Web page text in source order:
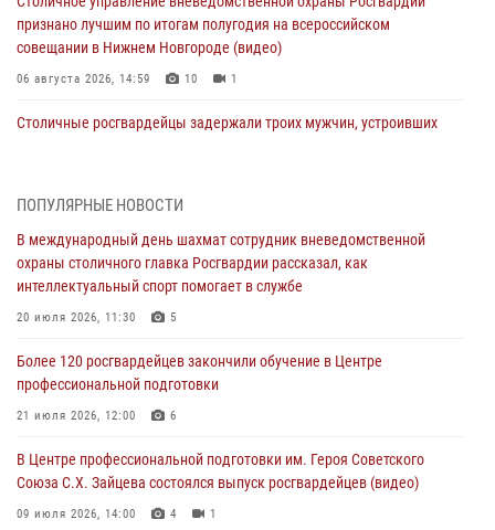
признано лучшим по итогам полугодия на всероссийском
совещании в Нижнем Новгороде (видео)
06 августа 2026, 14:59 10 1
Столичные росгвардейцы задержали троих мужчин, устроивших
матче в Москве обеспечила Росгвардия (видео)
06 августа 2026, 08:30
Столичные росгвардейцы задержали мужчину, устроившего дебош
05 августа 2026, 12:39
Московские росгвардейцы обеспечили безопасность проведения
05 августа 2026, 12:35
Делегация МВД Республики Беларусь ознакомилась с передовыми
ПОПУЛЯРНЫЕ НОВОСТИ
В международный день шахмат сотрудник вневедомственной
охраны столичного главка Росгвардии рассказал, как
интеллектуальный спорт помогает в службе
20 июля 2026, 11:30 5
Более 120 росгвардейцев закончили обучение в Центре
профессиональной подготовки
21 июля 2026, 12:00 6
В Центре профессиональной подготовки им. Героя Советского
Союза С.Х. Зайцева состоялся выпуск росгвардейцев (видео)
09 июля 2026, 14:00 4 1